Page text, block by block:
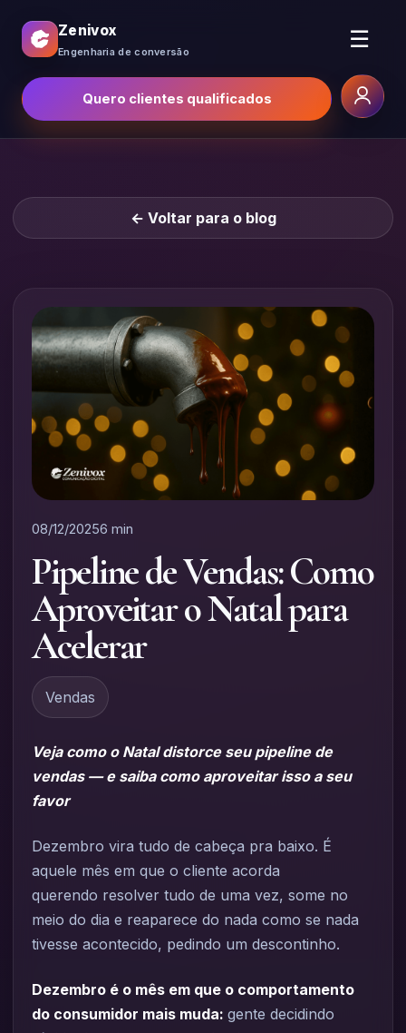
Zenivox
Engenharia de conversão ☰
Quero clientes qualificados
← Voltar para o blog
08/12/20256 min
Pipeline de Vendas: Como
Aproveitar o Natal para
Acelerar
Vendas
Veja como o Natal distorce seu pipeline de
vendas — e saiba como aproveitar isso a seu
favor
Dezembro vira tudo de cabeça pra baixo. É
aquele mês em que o cliente acorda
querendo resolver tudo de uma vez, some no
meio do dia e reaparece do nada como se nada
tivesse acontecido, pedindo um descontinho.
Dezembro é o mês em que o comportamento
do consumidor mais muda: gente decidindo